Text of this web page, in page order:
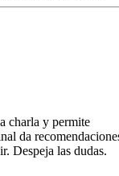
charla y permite
da
Despeja las dudas.